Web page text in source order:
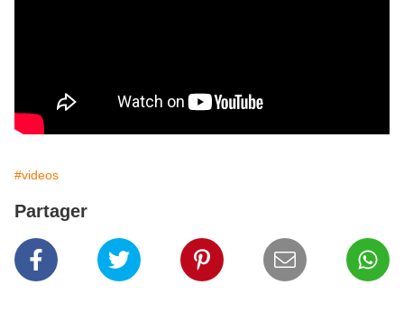
#videos
Partager